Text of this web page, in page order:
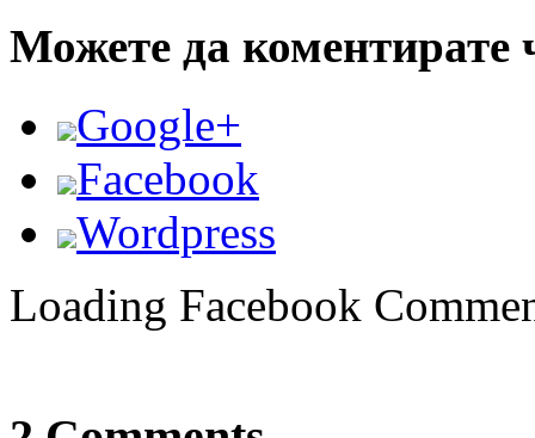
Можете да коментирате
Google+
Facebook
Wordpress
Loading Facebook